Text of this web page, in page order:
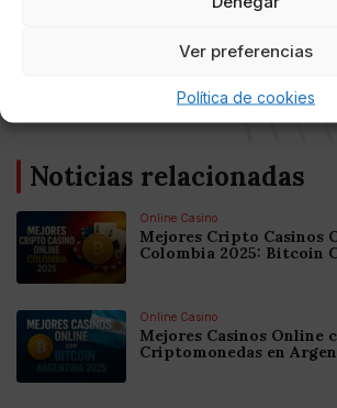
Ver preferencias
Política de cookies
AUTOR
Noticias relacionadas
Online Casino
Mejores Cripto Casinos
Colombia 2025: Bitcoin
Online Casino
Mejores Casinos Online
Criptomonedas en